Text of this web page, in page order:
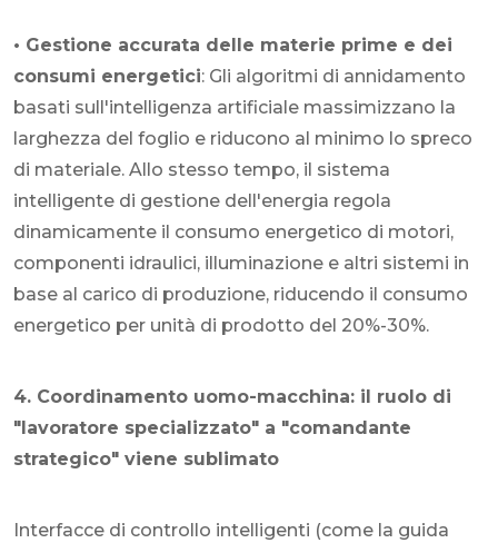
• Gestione accurata delle materie prime e dei
consumi energetici: Gli algoritmi di annidamento
basati sull'intelligenza artificiale massimizzano la
larghezza del foglio e riducono al minimo lo spreco
di materiale. Allo stesso tempo, il sistema
intelligente di gestione dell'energia regola
dinamicamente il consumo energetico di motori,
componenti idraulici, illuminazione e altri sistemi in
base al carico di produzione, riducendo il consumo
energetico per unità di prodotto del 20%-30%.
4. Coordinamento uomo-macchina: il ruolo di
"lavoratore specializzato" a "comandante
strategico" viene sublimato
Interfacce di controllo intelligenti (come la guida